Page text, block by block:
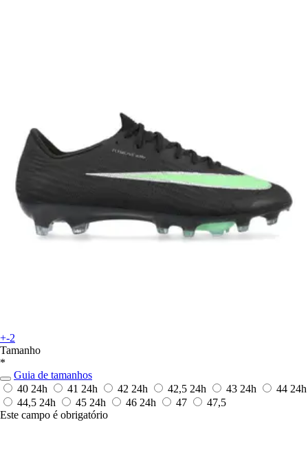
+-2
Tamanho
*
Guia de tamanhos
40 24h 41 24h 42 24h 42,5 24h 43 24h 44 24h
44,5 24h 45 24h 46 24h 47
47,5
Este campo é obrigatório